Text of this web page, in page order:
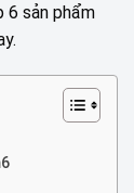
6 sản phẩm